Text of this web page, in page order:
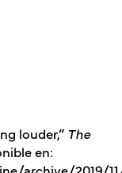
louder,” The
en: